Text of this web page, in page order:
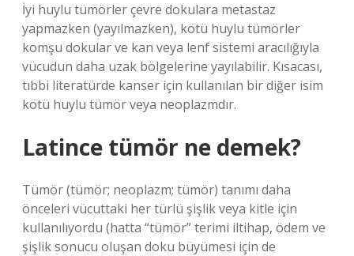
İyi huylu tümörler çevre dokulara metastaz
yapmazken (yayılmazken), kötü huylu tümörler
komşu dokular ve kan veya lenf sistemi aracılığıyla
vücudun daha uzak bölgelerine yayılabilir. Kısacası,
tıbbi literatürde kanser için kullanılan bir diğer isim
kötü huylu tümör veya neoplazmdır.
Latince tümör ne demek?
Tümör (tümör; neoplazm; tümör) tanımı daha
önceleri vücuttaki her türlü şişlik veya kitle için
kullanılıyordu (hatta “tümör” terimi iltihap, ödem ve
şişlik sonucu oluşan doku büyümesi için de